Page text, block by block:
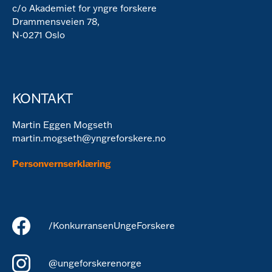
c/o Akademiet for yngre forskere
Drammensveien 78,
N-0271 Oslo
KONTAKT
Martin Eggen Mogseth
martin.mogseth@yngreforskere.no
Personvernserklæring
/KonkurransenUngeForskere
@ungeforskerenorge